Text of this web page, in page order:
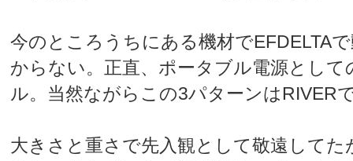
今のところうちにある機材でEFDELTA
からない。正直、ポータブル電源として
ル。当然ながらこの3パターンはRIVER
大きさと重さで先入観として敬遠して